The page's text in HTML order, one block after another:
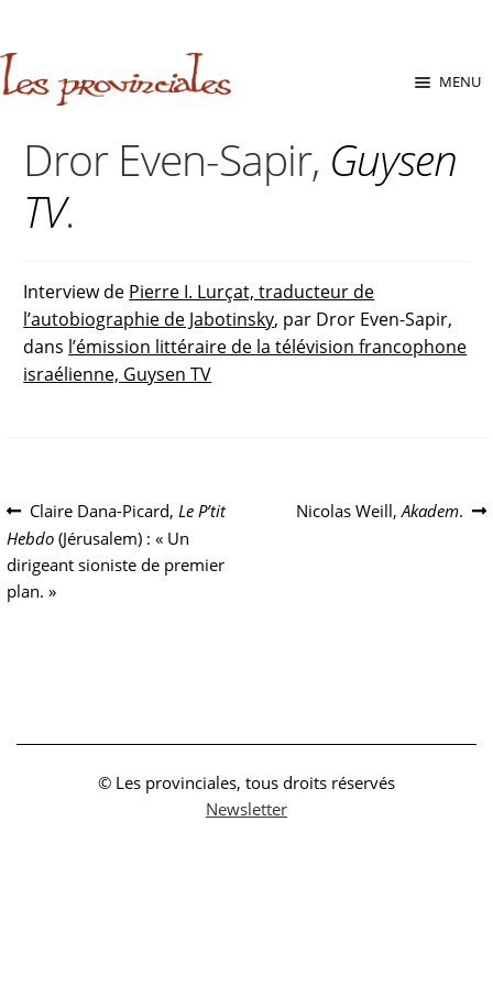
Aller
à
navigation
Aller
au
MENU
Dror Even-Sapir, Guysen
TV.
Interview de Pierre I. Lurçat, traducteur de
l’autobiographie de Jabotinsky, par Dror Even-Sapir,
dans l’émission littéraire de la télévision francophone
israélienne, Guysen TV
Navigation
de
l’article
Article
précédent :
Claire Dana-Picard,Le P’tit
Hebdo (Jérusalem) : « Un
dirigeant sioniste de premier
plan. »
Article
Nicolas Weill,Akadem.
© Les provinciales, tous droits réservés
Newsletter